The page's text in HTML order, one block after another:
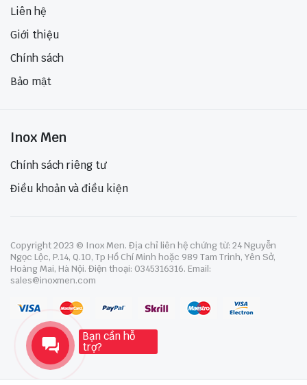
Liên hệ
Giới thiệu
Chính sách
Bảo mật
Inox Men
Chính sách riêng tư
Điều khoản và điều kiện
Copyright 2023 © Inox Men. Địa chỉ liên hệ chứng từ: 24 Nguyễn
Ngọc Lộc, P.14, Q.10, Tp Hồ Chí Minh hoặc 989 Tam Trinh, Yên Sở,
Hoàng Mai, Hà Nội. Điện thoại: 0345316316. Email:
sales@inoxmen.com
Bạn cần hỗ
trợ?